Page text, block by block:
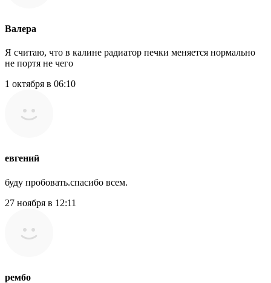
Валера
Я считаю, что в калине радиатор печки меняется нормально
не портя не чего
1 октября в 06:10
евгений
буду пробовать.спасибо всем.
27 ноября в 12:11
рембо